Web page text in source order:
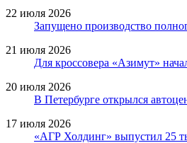
22 июля 2026
Запущено производство
21 июля 2026
Для кроссовера «Азимут»
20 июля 2026
В Петербурге открылся
17 июля 2026
«АГР Холдинг» выпустил 25